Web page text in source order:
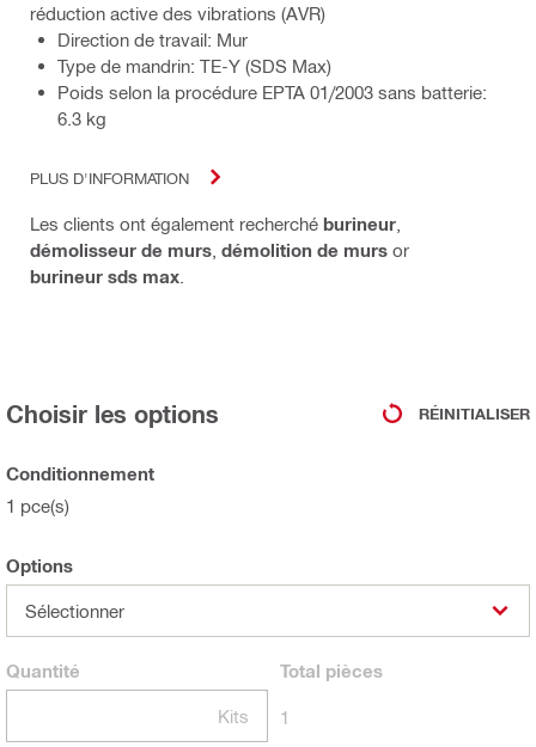
réduction active des vibrations (AVR)
Direction de travail: Mur
Type de mandrin: TE-Y (SDS Max)
Poids selon la procédure EPTA 01/2003 sans batterie:
6.3 kg
PLUS D'INFORMATION
Les clients ont également recherché burineur
démolisseur de murs démolition de murs or
burineur sds max
Choisir les options RÉINITIALISER
Conditionnement
1 pce(s)
Options
Sélectionner
Quantité
Kits
Total pièces
1